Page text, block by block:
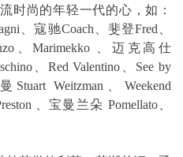
时尚的年轻一代的心，如：
、寇驰Coach、斐登Fred、
、Marimekko 、迈克高仕
、Red Valentino、See by
Weitzman、Weekend
、宝曼兰朵 Pomellato、